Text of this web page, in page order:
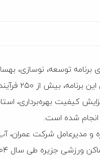
توسعه، نوسازی،
جزیره در سال
کیفیت بهره‌برداری،
انجام شده است.
و مدیرعامل شرکت عمران،